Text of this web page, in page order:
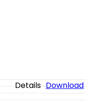
Download
Details